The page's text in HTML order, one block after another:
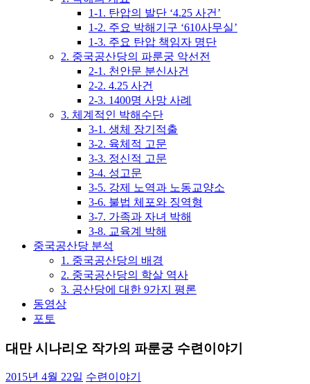
1-1. 탄압의 발단 ‘4.25 사건’
1-2. 주요 박해기구 ‘610사무실’
1-3. 주요 탄압 책임자 명단
2. 중국공산당의 파룬궁 악선전
2-1. 천안문 분신사건
2-2. 4.25 사건
2-3. 1400명 사망 사례
3. 체계적인 박해수단
3-1. 생체 장기적출
3-2. 육체적 고문
3-3. 정신적 고문
3-4. 성고문
3-5. 강제 노역과 노동교양소
3-6. 불법 체포와 징역형
3-7. 가족과 자녀 박해
3-8. 교육계 박해
중국공산당 분석
1. 중국공산당의 배경
2. 중국공산당의 학살 역사
3. 공산당에 대한 9가지 평론
동영상
포토
대만 시나리오 작가의 파룬궁 수련이야기
2015년 4월 22일 수련이야기